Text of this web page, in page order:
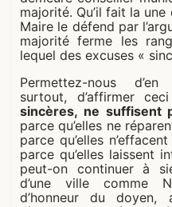
majorité. Qu’il fait la
Maire le défend par
majorité ferme les
lequel des excuses «
Permettez-nous
surtout, d’affirmer
sincères, ne suffisent
parce qu’elles ne
parce qu’elles
parce qu’elles laissent
peut-on continuer à
d’une ville comme
d’honneur du doyen,